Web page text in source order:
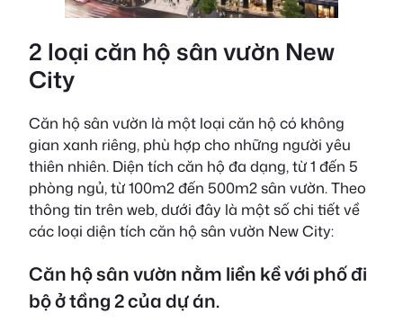
2 loại căn hộ sân vườn New
City
Căn hộ sân vườn là một loại căn hộ có không
gian xanh riêng, phù hợp cho những người yêu
thiên nhiên. Diện tích căn hộ đa dạng, từ 1 đến 5
phòng ngủ, từ 100m2 đến 500m2 sân vườn. Theo
thông tin trên web, dưới đây là một số chi tiết về
các loại diện tích căn hộ sân vườn New City:
Căn hộ sân vườn nằm liền kề với phố đi
bộ ở tầng 2 của dự án.